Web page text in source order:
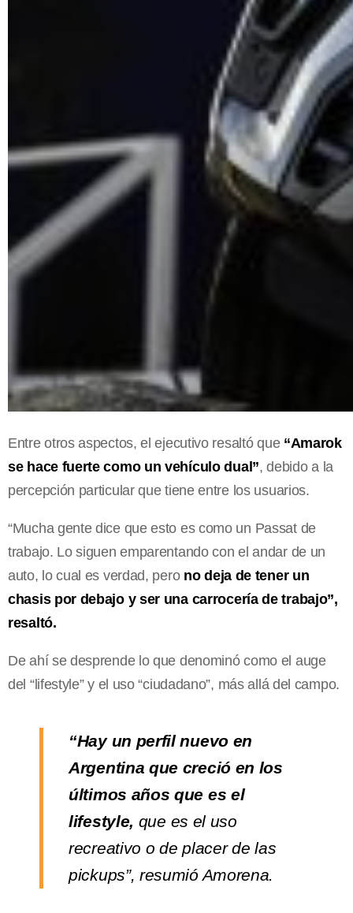
Entre otros aspectos, el ejecutivo resaltó que “Amarok
se hace fuerte como un vehículo dual”, debido a la
percepción particular que tiene entre los usuarios.
“Mucha gente dice que esto es como un Passat de
trabajo. Lo siguen emparentando con el andar de un
auto, lo cual es verdad, perono deja de tener un
chasis por debajo y ser una carrocería de trabajo”,
resaltó.
De ahí se desprende lo que denominó como el auge
del “lifestyle” y el uso “ciudadano”, más allá del campo.
“Hay un perfil nuevo en
Argentina que creció en los
últimos años que es el
lifestyle, que es el uso
recreativo o de placer de las
pickups”, resumió Amorena.